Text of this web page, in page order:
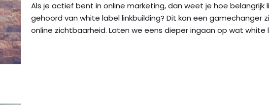
Als je actief bent in online marketing, dan weet je hoe belangrijk
gehoord van white label linkbuilding? Dit kan een gamechanger
online zichtbaarheid. Laten we eens dieper ingaan op wat white